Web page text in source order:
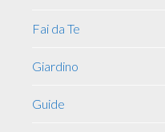
Fai da Te
Giardino
Guide